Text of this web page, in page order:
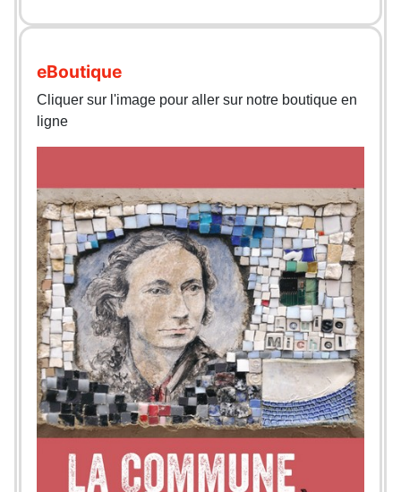
eBoutique
Cliquer sur l'image pour aller sur notre boutique en
ligne